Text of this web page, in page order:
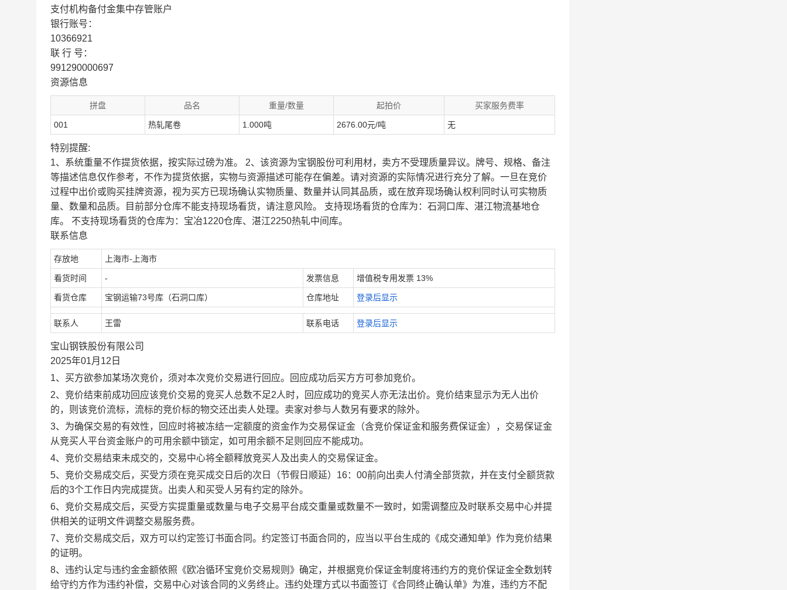
支付机构备付金集中存管账户
银行账号：
10366921
联 行 号：
991290000697
资源信息
拼盘 品名 重量/数量 起拍价 买家服务费率
001 热轧尾卷 1.000吨 2676.00元/吨 无
特别提醒:
1、系统重量不作提货依据，按实际过磅为准。 2、该资源为宝钢股份可利用材，卖方不受理质量异议。牌号、规格、备注
等描述信息仅作参考，不作为提货依据，实物与资源描述可能存在偏差。请对资源的实际情况进行充分了解。一旦在竞价
过程中出价或购买挂牌资源，视为买方已现场确认实物质量、数量并认同其品质，或在放弃现场确认权利同时认可实物质
量、数量和品质。目前部分仓库不能支持现场看货，请注意风险。 支持现场看货的仓库为：石洞口库、湛江物流基地仓
库。 不支持现场看货的仓库为：宝冶1220仓库、湛江2250热轧中间库。
联系信息
存放地 上海市-上海市
看货时间 - 发票信息 增值税专用发票 13%
看货仓库 宝钢运输73号库（石洞口库） 仓库地址 登录后显示
联系人 王雷 联系电话 登录后显示
宝山钢铁股份有限公司
2025年01月12日
1、买方欲参加某场次竞价，须对本次竞价交易进行回应。回应成功后买方方可参加竞价。
2、竞价结束前成功回应该竞价交易的竞买人总数不足2人时，回应成功的竞买人亦无法出价。竞价结束显示为无人出价
的，则该竞价流标，流标的竞价标的物交还出卖人处理。卖家对参与人数另有要求的除外。
3、为确保交易的有效性，回应时将被冻结一定额度的资金作为交易保证金（含竞价保证金和服务费保证金），交易保证金
从竞买人平台资金账户的可用余额中锁定，如可用余额不足则回应不能成功。
4、竞价交易结束未成交的，交易中心将全额释放竞买人及出卖人的交易保证金。
5、竞价交易成交后，买受方须在竞买成交日后的次日（节假日顺延）16：00前向出卖人付清全部货款，并在支付全额货款
后的3个工作日内完成提货。出卖人和买受人另有约定的除外。
6、竞价交易成交后，买受方实提重量或数量与电子交易平台成交重量或数量不一致时，如需调整应及时联系交易中心并提
供相关的证明文件调整交易服务费。
7、竞价交易成交后，双方可以约定签订书面合同。约定签订书面合同的，应当以平台生成的《成交通知单》作为竞价结果
的证明。
8、违约认定与违约金金额依照《欧冶循环宝竞价交易规则》确定，并根据竞价保证金制度将违约方的竞价保证金全数划转
给守约方作为违约补偿，交易中心对该合同的义务终止。违约处理方式以书面签订《合同终止确认单》为准，违约方不配